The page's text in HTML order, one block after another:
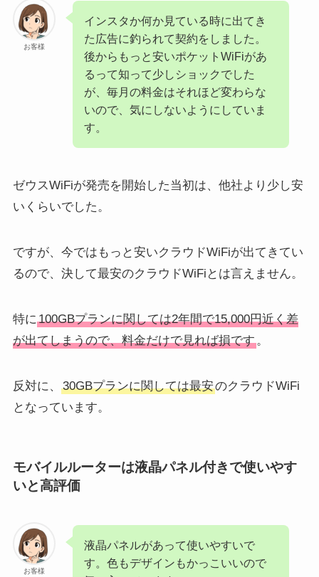
お客様
インスタか何か見ている時に出てき
た広告に釣られて契約をしました。
後からもっと安いポケットWiFiがあ
るって知って少しショックでした
が、毎月の料金はそれほど変わらな
いので、気にしないようにしていま
す。
ゼウスWiFiが発売を開始した当初は、他社より少し安
いくらいでした。
ですが、今ではもっと安いクラウドWiFiが出てきてい
るので、決して最安のクラウドWiFiとは言えません。
特に100GBプランに関しては2年間で15,000円近く差
が出てしまうので、料金だけで見れば損です。
反対に、 30GBプランに関しては最安のクラウドWiFi
となっています。
モバイルルーターは液晶パネル付きで使いやす
いと高評価
お客様
液晶パネルがあって使いやすいで
す。色もデザインもかっこいいので